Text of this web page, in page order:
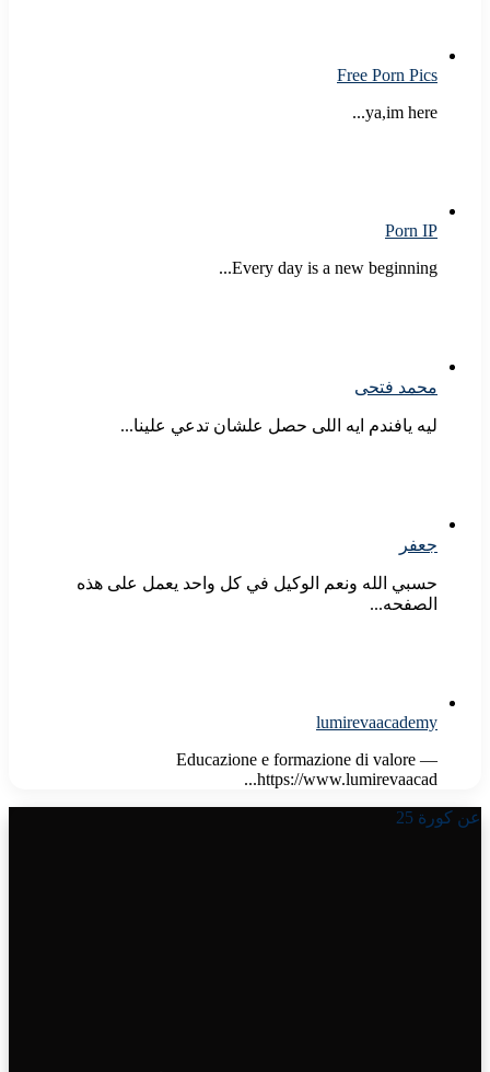
Free Porn Pics
ya,im here...
Porn IP
Every day is a new beginning...
محمد فتحى
ليه يافندم ايه اللى حصل علشان تدعي علينا...
جعفر
حسبي الله ونعم الوكيل في كل واحد يعمل على هذه
الصفحه...
lumirevaacademy
Educazione e formazione di valore —
https://www.lumirevaacad...
عن كورة 25